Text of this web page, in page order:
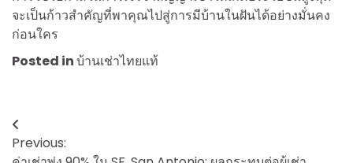
จะเป็นก้าวสำคัญที่พาคุณไปสู่การมีบ้านในฝันได้อย่างมั่นคง
ก่อนใคร
Posted inบ้านเช่าไทยแท้
Post
navigation
Previous: